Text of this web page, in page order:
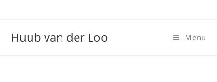
Huub van der Loo Menu